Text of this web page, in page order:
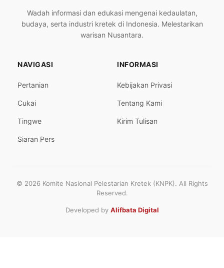
Wadah informasi dan edukasi mengenai kedaulatan,
budaya, serta industri kretek di Indonesia. Melestarikan
warisan Nusantara.
NAVIGASI
Pertanian
Cukai
Tingwe
Siaran Pers
INFORMASI
Kebijakan Privasi
Tentang Kami
Kirim Tulisan
© 2026 Komite Nasional Pelestarian Kretek (KNPK). All Rights
Reserved.
Developed by Alifbata Digital